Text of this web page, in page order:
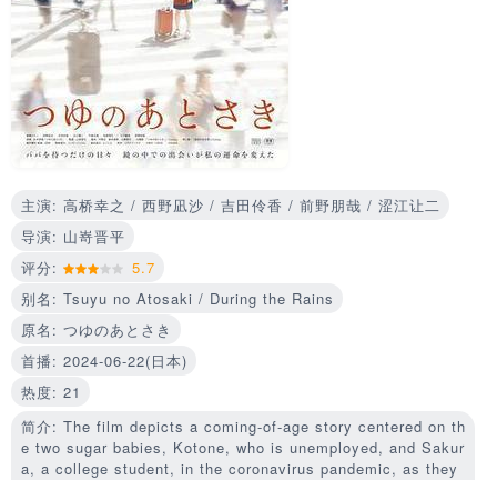
主演: 高桥幸之 / 西野凪沙 / 吉田伶香 / 前野朋哉 / 涩江让二
导演: 山嵜晋平
评分:
5.7
别名: Tsuyu no Atosaki / During the Rains
原名: つゆのあとさき
首播: 2024-06-22(日本)
热度: 21
简介: The film depicts a coming-of-age story centered on th
e two sugar babies, Kotone, who is unemployed, and Sakur
a, a college student, in the coronavirus pandemic, as they